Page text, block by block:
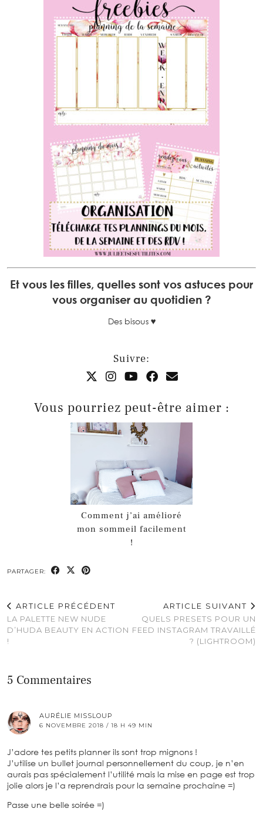
Et vous les filles, quelles sont vos astuces pour
vous organiser au quotidien ?
Des bisous ♥
Suivre:
Vous pourriez peut-être aimer :
Comment j’ai amélioré
mon sommeil facilement
!
PARTAGER:
ARTICLE PRÉCÉDENT
LA PALETTE NEW NUDE
D’HUDA BEAUTY EN ACTION
!
ARTICLE SUIVANT
QUELS PRESETS POUR UN
FEED INSTAGRAM TRAVAILLÉ
? (LIGHTROOM)
5 Commentaires
AURÉLIE MISSLOUP
6 NOVEMBRE 2018 / 18 H 49 MIN
J’adore tes petits planner ils sont trop mignons !
J’utilise un bullet journal personnellement du coup, je n’en
aurais pas spécialement l’utilité mais la mise en page est trop
jolie alors je l’a reprendrais pour la semaine prochaine =)
Passe une belle soirée =)